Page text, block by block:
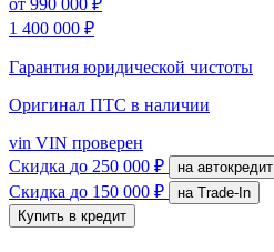
1 400 000 ₽
Гарантия юридической чистоты
Оригинал ПТС в наличии
vin VIN проверен
Скидка до 250 000 ₽ на автокредит
Скидка до 150 000 ₽
на Trade-In
Купить в кредит